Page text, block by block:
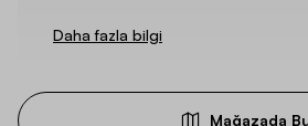
Daha fazla bilgi
Mağazada